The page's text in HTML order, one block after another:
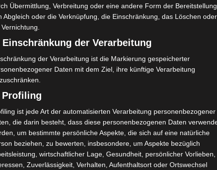
Übermittlung, Verbreitung oder eine andere Form der Bereitstellung,
Abgleich oder die Verknüpfung, die Einschränkung, das Löschen oder
Einschränkung der Verarbeitung
der Verarbeitung ist die Markierung gespeicherter
Daten mit dem Ziel, ihre künftige Verarbeitung
Profiling
ist jede Art der automatisierten Verarbeitung personenbezogener
die darin besteht, dass diese personenbezogenen Daten
um bestimmte persönliche Aspekte, die sich auf eine natürliche
beziehen, zu bewerten, insbesondere, um Aspekte bezüglich
wirtschaftlicher Lage, Gesundheit, persönlicher Vorlieben,
Zuverlässigkeit, Verhalten, Aufenthaltsort oder Ortswechsel